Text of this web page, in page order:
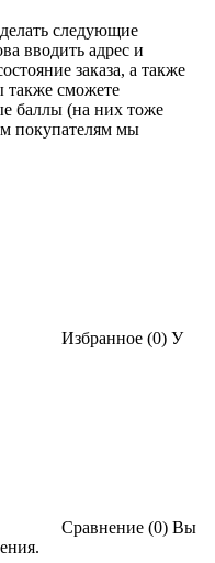
следующие
вводить адрес и
заказа, а также
также сможете
баллы (на них тоже
покупателям мы
Избранное (0) У
Сравнение (0) Вы